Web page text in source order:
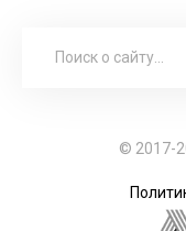
© 2017-